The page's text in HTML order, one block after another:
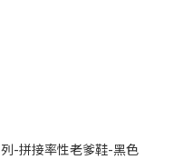
-拼接率性老爹鞋-黑色